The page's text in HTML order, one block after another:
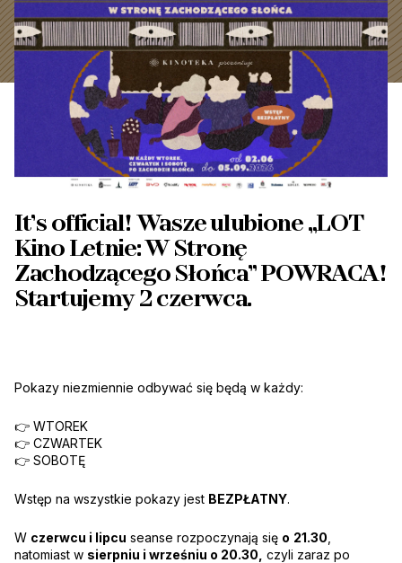
It’s official! Wasze ulubione „LOT
Kino Letnie: W Stronę
Zachodzącego Słońca” POWRACA!
Startujemy 2 czerwca.
Pokazy niezmiennie odbywać się będą w każdy:
👉 WTOREK
👉 CZWARTEK
👉 SOBOTĘ
Wstęp na wszystkie pokazy jest BEZPŁATNY.
W czerwcu i lipcu seanse rozpoczynają się o 21.30
natomiast w sierpniu i wrześniu o 20.30, czyli zaraz po